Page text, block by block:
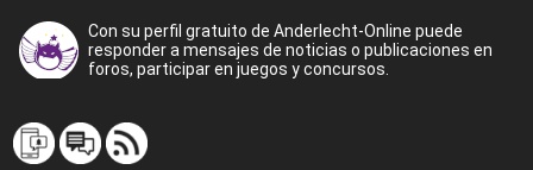
Con su perfil gratuito de Anderlecht-Online puede
responder a mensajes de noticias o publicaciones en
foros, participar en juegos y concursos.